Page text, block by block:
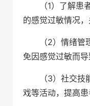
（1）了解
的感觉过敏情况
（2）情绪
免因感觉过敏而导
（3）社交
戏等活动，提高患